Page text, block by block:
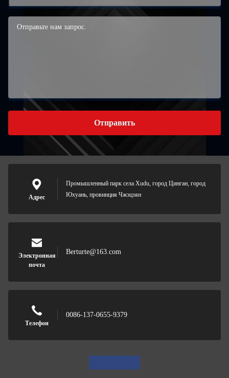
Отправить
Адрес
Промышленный парк села Xudu, город Цинган, город
Юхуань, провинция Чжэцзян
Электронная
почта
Berturte@163.com
Телефон
0086-137-0655-9379